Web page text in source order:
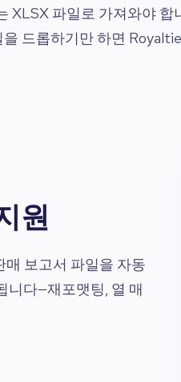
XLSX 파일로 가져와야
을 드롭하기만 하면
원
매 보고서 파일을 자동
니다—재포맷팅, 열 매